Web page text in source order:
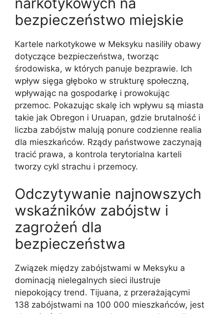
bezpieczeństwo miejskie
Kartele narkotykowe w Meksyku nasiliły obawy
dotyczące bezpieczeństwa, tworząc
środowiska, w których panuje bezprawie. Ich
wpływ sięga głęboko w strukturę społeczną,
wpływając na gospodarkę i prowokując
przemoc. Pokazując skalę ich wpływu są miasta
takie jak Obregon i Uruapan, gdzie brutalność i
liczba zabójstw malują ponure codzienne realia
dla mieszkańców. Rządy państwowe zaczynają
tracić prawa, a kontrola terytorialna karteli
tworzy cykl strachu i przemocy.
Odczytywanie najnowszych
wskaźników zabójstw i
zagrożeń dla
bezpieczeństwa
Związek między zabójstwami w Meksyku a
dominacją nielegalnych sieci ilustruje
niepokojący trend. Tijuana, z przerażającymi
138 zabójstwami na 100 000 mieszkańców, jest